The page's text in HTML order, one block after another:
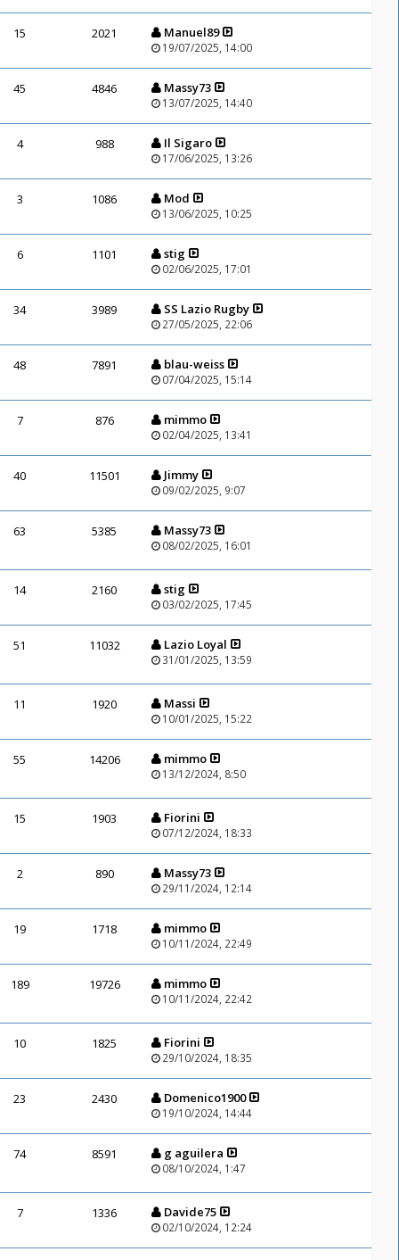
15 2021 Manuel89
19/07/2025, 14:00
45 4846 Massy73
13/07/2025, 14:40
4 988 Il Sigaro
17/06/2025, 13:26
3 1086 Mod
13/06/2025, 10:25
6 1101 stig
02/06/2025, 17:01
34 3989 SS Lazio Rugby
27/05/2025, 22:06
48 7891 blau-weiss
07/04/2025, 15:14
7 876 mimmo
02/04/2025, 13:41
40 11501 Jimmy
09/02/2025, 9:07
63 5385 Massy73
08/02/2025, 16:01
14 2160 stig
03/02/2025, 17:45
51 11032 Lazio Loyal
31/01/2025, 13:59
11 1920 Massi
10/01/2025, 15:22
55 14206 mimmo
13/12/2024, 8:50
15 1903 Fiorini
07/12/2024, 18:33
2 890 Massy73
29/11/2024, 12:14
19 1718 mimmo
10/11/2024, 22:49
189 19726 mimmo
10/11/2024, 22:42
10 1825 Fiorini
29/10/2024, 18:35
23 2430 Domenico1900
19/10/2024, 14:44
74 8591 g aguilera
08/10/2024, 1:47
7 1336 Davide75
02/10/2024, 12:24